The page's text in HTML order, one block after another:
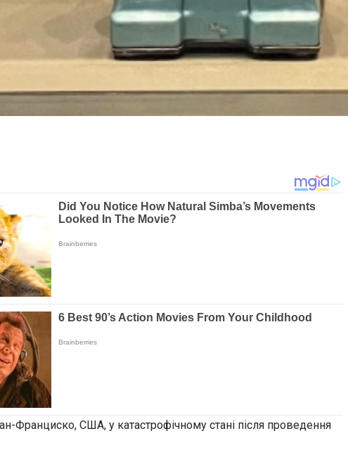
Франциско, США, у катастрофічному стані після проведення